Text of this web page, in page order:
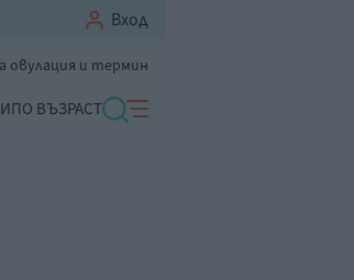
Вход
овулация и термин
ПО ВЪЗРАСТ